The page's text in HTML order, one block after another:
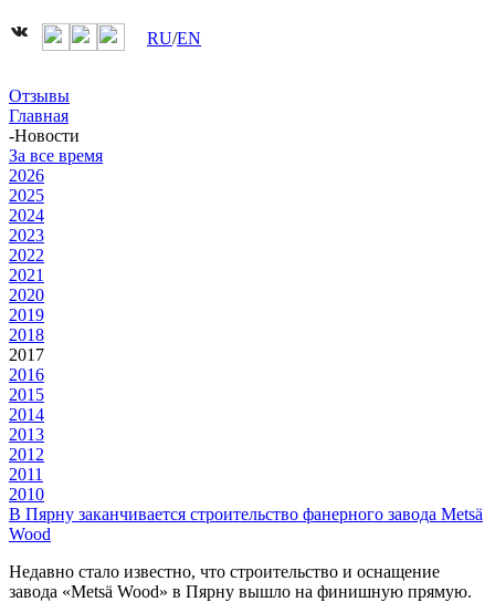
RU/EN
Отзывы
Главная
-Новости
За все время
2026
2025
2024
2023
2022
2021
2020
2019
2018
2017
2016
2015
2014
2013
2012
2011
2010
В Пярну заканчивается строительство фанерного завода Metsä
Wood
Недавно стало известно, что строительство и оснащение
завода «Metsä Wood» в Пярну вышло на финишную прямую.